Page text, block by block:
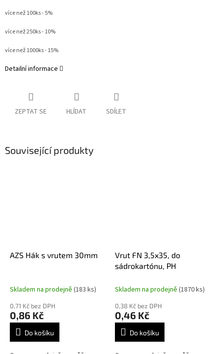
více než 100ks - 5%
více než 250ks - 10%
více než 1000ks - 15%
Detailní informace
ZEPTAT SE HLÍDAT SDÍLET
Související produkty
AZS Hák s vrutem 30mm
Skladem na prodejně (183 ks)
0,71 Kč bez DPH
0,86 Kč
Do košíku
Vrut FN 3,5x35, do
sádrokartónu, PH
Skladem na prodejně (1870 ks)
0,38 Kč bez DPH
0,46 Kč
Do košíku